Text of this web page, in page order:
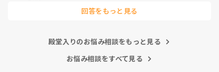
回答をもっと見る
殿堂入りのお悩み相談をもっと見る
お悩み相談をすべて見る